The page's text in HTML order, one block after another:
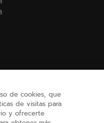
de cookies, que
de visitas para
y ofrecerte